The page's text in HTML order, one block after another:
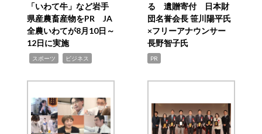
「いわて牛」など岩手
県産農畜産物をPR JA
全農いわてが8月10日～
12日に実施
スポーツ ビジネス
る 遺贈寄付 日本財
団名誉会長 笹川陽平氏
×フリーアナウンサー
長野智子氏
PR